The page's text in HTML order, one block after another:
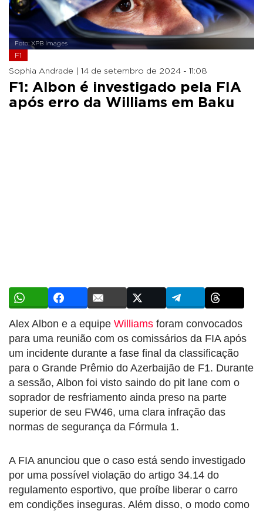
Foto: XPB Images
F1
Sophia Andrade | 14 de setembro de 2024 - 11:08
F1: Albon é investigado pela FIA
após erro da Williams em Baku
Alex Albon e a equipe Williams foram convocados
para uma reunião com os comissários da FIA após
um incidente durante a fase final da classificação
para o Grande Prêmio do Azerbaijão de F1. Durante
a sessão, Albon foi visto saindo do pit lane com o
soprador de resfriamento ainda preso na parte
superior de seu FW46, uma clara infração das
normas de segurança da Fórmula 1.
A FIA anunciou que o caso está sendo investigado
por uma possível violação do artigo 34.14 do
regulamento esportivo, que proíbe liberar o carro
em condições inseguras. Além disso, o modo como